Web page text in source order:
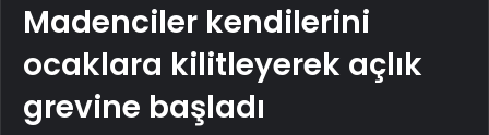
Madenciler kendilerini
ocaklara kilitleyerek açlık
grevine başladı